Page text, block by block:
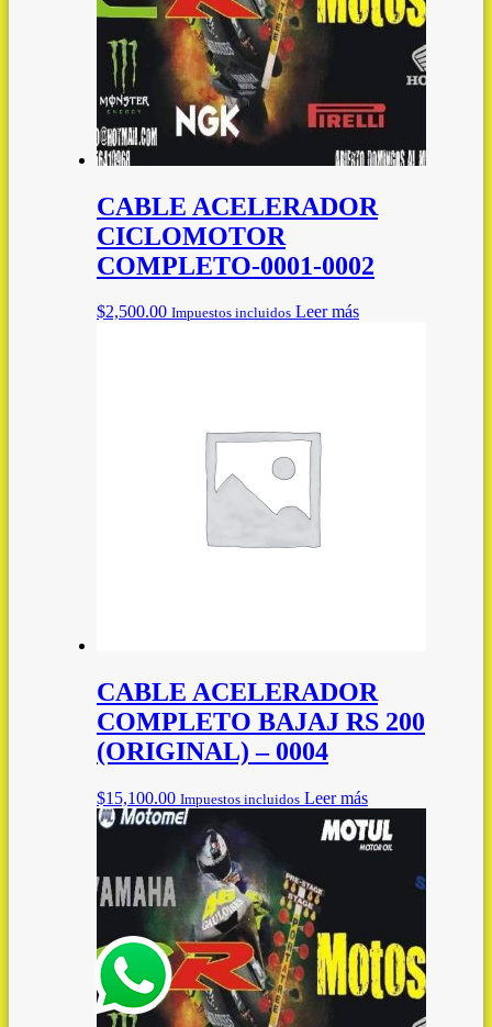
CABLE ACELERADOR
CICLOMOTOR
COMPLETO-0001-0002
$2,500.00 Impuestos incluidos Leer más
CABLE ACELERADOR
COMPLETO BAJAJ RS 200
(ORIGINAL) – 0004
$15,100.00 Impuestos incluidos Leer más